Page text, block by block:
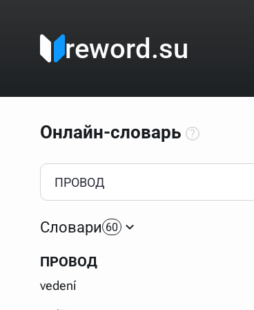
reword.su
Онлайн-словарь
Как пользоваться онлайн-словарём?
Прежде всего, начните вводить слово,
Если точное написание слова неизвестно
Для более сложных случаев существует
Словари 60
ПРОВОД
vedení